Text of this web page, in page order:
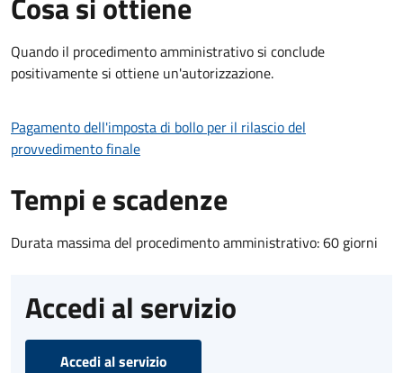
Quando il procedimento amministrativo si conclude
positivamente si ottiene un'autorizzazione.
Pagamento dell'imposta di bollo per il rilascio del
provvedimento finale
Tempi e scadenze
Durata massima del procedimento amministrativo: 60 giorni
Accedi al servizio
Accedi al servizio